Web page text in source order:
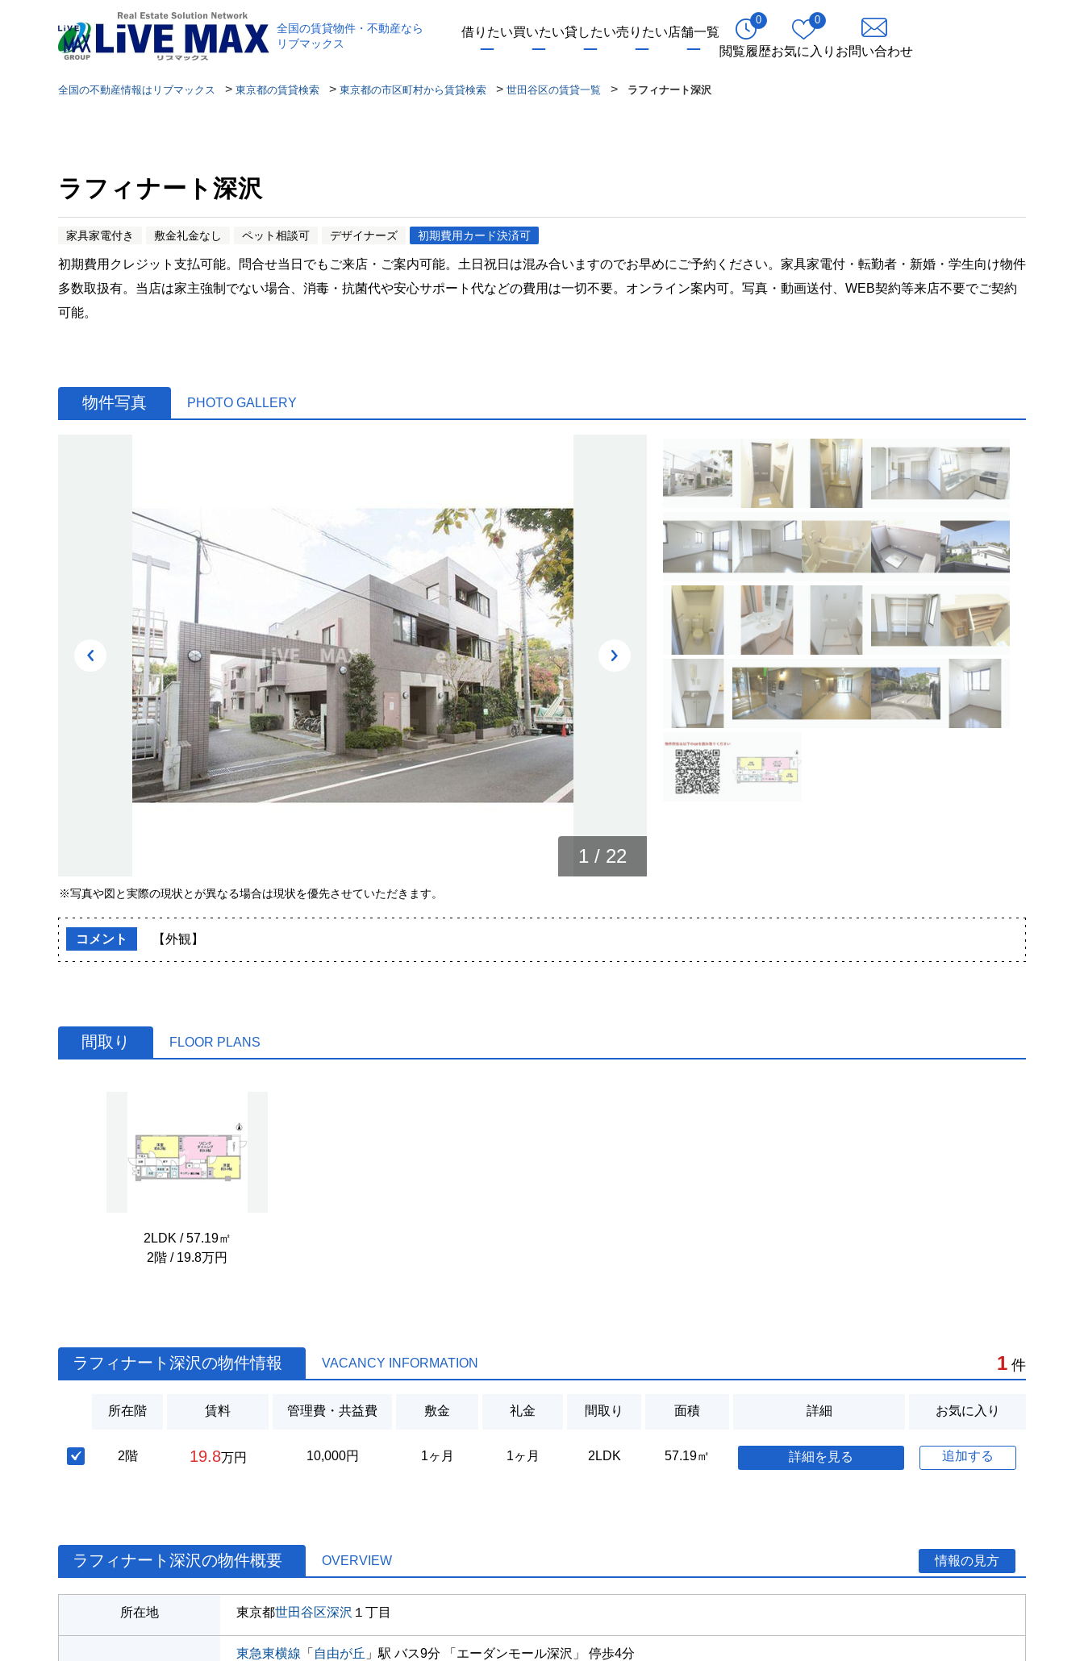
全国の賃貸物件・不動産なら
リブマックス
借りたい買いたい貸したい売りたい店舗一覧
0
閲覧履歴
0
お気に入り お問い合わせ
全国の不動産情報はリブマックス > 東京都の賃貸検索 > 東京都の市区町村から賃貸検索 > 世田谷区の賃貸一覧 > ラフィナート深沢
ラフィナート深沢
家具家電付き 敷金礼金なし ペット相談可 デザイナーズ 初期費用カード決済可
初期費用クレジット支払可能。問合せ当日でもご来店・ご案内可能。土日祝日は混み合いますのでお早めにご予約ください。家具家電付・転勤者・新婚・学生向け物件
多数取扱有。当店は家主強制でない場合、消毒・抗菌代や安心サポート代などの費用は一切不要。オンライン案内可。写真・動画送付、WEB契約等来店不要でご契約
可能。
物件写真 PHOTO GALLERY
1 / 22
※写真や図と実際の現状とが異なる場合は現状を優先させていただきます。
コメント 【外観】
間取り FLOOR PLANS
2LDK / 57.19㎡
2階 / 19.8万円
ラフィナート深沢の物件情報 VACANCY INFORMATION 1 件
所在階 賃料 管理費・共益費 敷金 礼金 間取り 面積 詳細 お気に入り
2階 19.8万円 10,000円 1ヶ月 1ヶ月 2LDK 57.19㎡ 詳細を見る 追加する
ラフィナート深沢の物件概要 OVERVIEW 情報の見方
所在地 東京都世田谷区深沢 １丁目
東急東横線 「 自由が丘 」駅 バス9分 「エーダンモール深沢」 停歩4分